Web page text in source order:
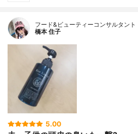
フード&ビューティーコンサルタント
橋本 住子
5.00